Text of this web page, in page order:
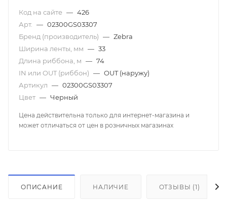
Код на сайте — 426
Арт. — 02300GS03307
Бренд (производитель) — Zebra
Ширина ленты, мм — 33
Длина риббона, м — 74
IN или OUT (риббон) — OUT (наружу)
Артикул — 02300GS03307
Цвет — Черный
Цена действительна только для интернет-магазина и
может отличаться от цен в розничных магазинах
ОПИСАНИЕ НАЛИЧИЕ ОТЗЫВЫ (1)